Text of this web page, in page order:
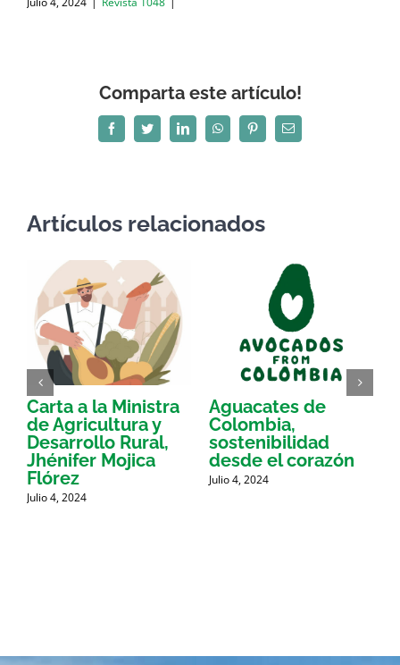
Comparta este artículo!
FacebookTwitterLinkedInWhatsAppPinterestCorreo
electrónico
Artículos relacionados
Carta a la Ministra
de Agricultura y
Desarrollo Rural,
Jhénifer Mojica
Flórez
Julio 4, 2024
Aguacates de
Colombia,
sostenibilidad
desde el corazón
Julio 4, 2024